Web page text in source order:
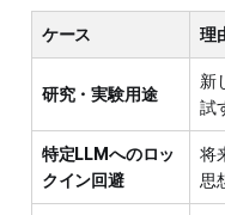
ケース 理
研究・実験用途
新
試
特定LLMへのロッ
クイン回避
将
思